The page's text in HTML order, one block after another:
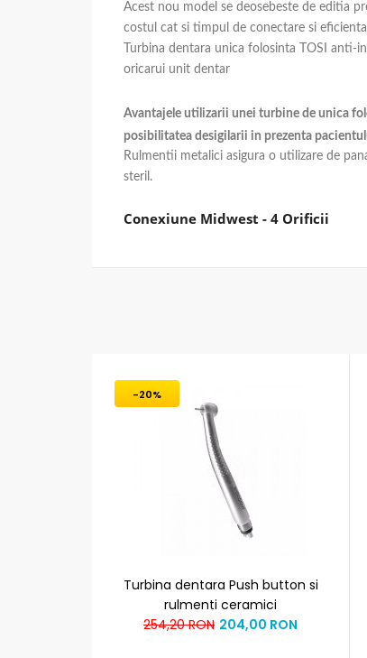
Acest nou model se deosebeste de editia
costul cat si timpul de conectare si
Turbina dentara unica folosinta TOSI
oricarui unit dentar
Avantajele utilizarii unei turbine de unica
posibilitatea desigilarii in prezenta
Rulmentii metalici asigura o utilizare de
steril.
Conexiune Midwest - 4 Orificii
-20%
Turbina dentara Push button si
rulmenti ceramici
254,20 RON 204,00 RON